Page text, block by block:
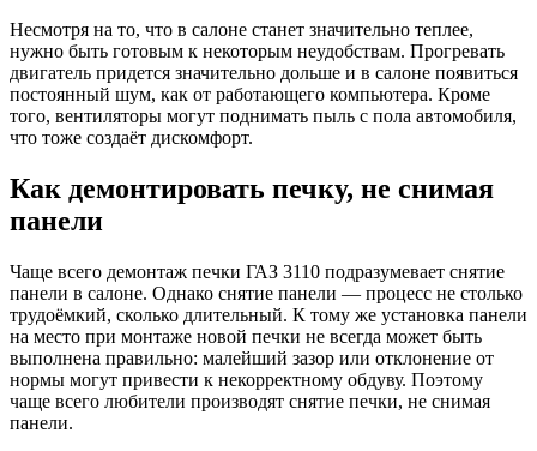
Несмотря на то, что в салоне станет значительно теплее,
нужно быть готовым к некоторым неудобствам. Прогревать
двигатель придется значительно дольше и в салоне появиться
постоянный шум, как от работающего компьютера. Кроме
того, вентиляторы могут поднимать пыль с пола автомобиля,
что тоже создаёт дискомфорт.
Как демонтировать печку, не снимая
панели
Чаще всего демонтаж печки ГАЗ 3110 подразумевает снятие
панели в салоне. Однако снятие панели — процесс не столько
трудоёмкий, сколько длительный. К тому же установка панели
на место при монтаже новой печки не всегда может быть
выполнена правильно: малейший зазор или отклонение от
нормы могут привести к некорректному обдуву. Поэтому
чаще всего любители производят снятие печки, не снимая
панели.